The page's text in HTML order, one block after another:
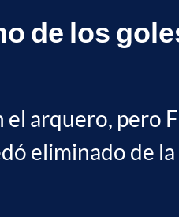
de los
el arquero, pero
eliminado de